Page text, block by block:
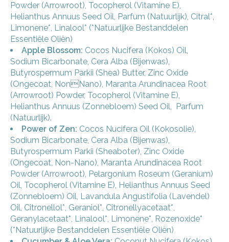
Powder (Arrowroot), Tocopherol (Vitamine E),
Helianthus Annuus Seed Oil, Parfum (Natuurlijk), Citral*,
Limonene*, Linalool* (*Natuurlijke Bestanddelen
Essentiële Oliën)
Apple Blossom: Cocos Nucifera (Kokos) Oil,
Sodium Bicarbonate, Cera Alba (Bijenwas),
Butyrospermum Parkii (Shea) Butter, Zinc Oxide
(Ongecoat, NonNano), Maranta Arundinacea Root
(Arrowroot) Powder, Tocopherol (Vitamine E),
Helianthus Annuus (Zonnebloem) Seed Oil, Parfum
(Natuurlijk).
Power of Zen: Cocos Nucifera Oil (Kokosolie),
Sodium Bicarbonate, Cera Alba (Bijenwas),
Butyrospermum Parkii (Sheaboter), Zinc Oxide
(Ongecoat, Non-Nano), Maranta Arundinacea Root
Powder (Arrowroot), Pelargonium Roseum (Geranium)
Oil, Tocopherol (Vitamine E), Helianthus Annuus Seed
(Zonnebloem) Oil, Lavandula Angustifolia (Lavendel)
Oil, Citronellol*, Geraniol*, Citronellyacetaat*,
Geranylacetaat*, Linalool*, Limonene*, Rozenoxide*
(*Natuurlijke Bestanddelen Essentiële Oliën)